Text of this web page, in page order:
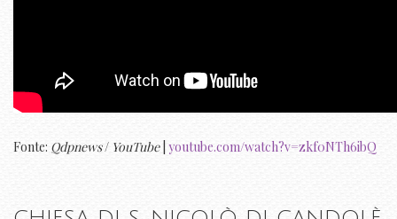
Fonte: Qdpnews/ YouTube| youtube.com/watch?v=zkf0NTh6ibQ